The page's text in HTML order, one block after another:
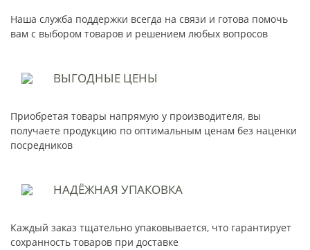
Наша служба поддержки всегда на связи и готова помочь
вам с выбором товаров и решением любых вопросов
ВЫГОДНЫЕ ЦЕНЫ
Приобретая товары напрямую у производителя, вы
получаете продукцию по оптимальным ценам без наценки
посредников
НАДЁЖНАЯ УПАКОВКА
Каждый заказ тщательно упаковывается, что гарантирует
сохранность товаров при доставке